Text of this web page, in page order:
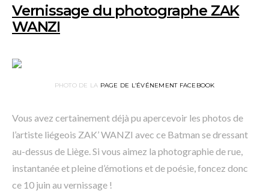
Vernissage du photographe ZAK
WANZI
PHOTO DE LA PAGE DE L’ÉVÉNEMENT FACEBOOK
Vous avez certainement déjà pu apercevoir les photos de
l’artiste liégeois ZAK’ WANZI avec ce Batman se dressant
au-dessus de Liège. Si vous aimez la photographie de rue,
instantanée et pleine d’émotions et de poésie, foncez donc
ce 10 juin au vernissage !